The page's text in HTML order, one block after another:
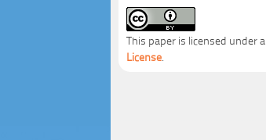
This paper is licensed under a
License